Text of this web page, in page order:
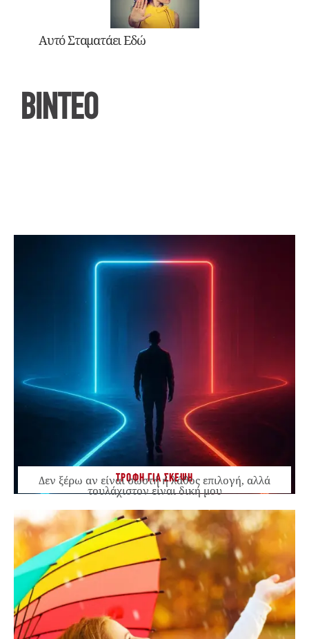
Αυτό Σταματάει Εδώ
ΒΙΝΤΕΟ
ΤΡΟΦΗ ΓΙΑ ΣΚΕΨΗ
Δεν ξέρω αν είναι σωστή ή λάθος επιλογή, αλλά
τουλάχιστον είναι δική μου